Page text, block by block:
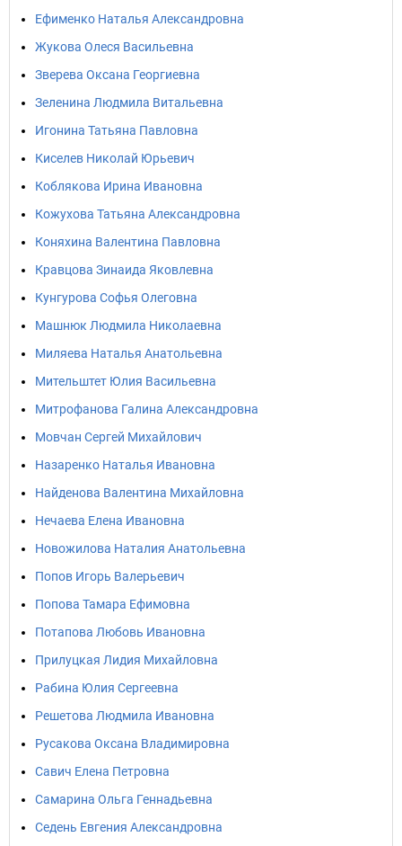
Ефименко Наталья Александровна
Жукова Олеся Васильевна
Зверева Оксана Георгиевна
Зеленина Людмила Витальевна
Игонина Татьяна Павловна
Киселев Николай Юрьевич
Коблякова Ирина Ивановна
Кожухова Татьяна Александровна
Коняхина Валентина Павловна
Кравцова Зинаида Яковлевна
Кунгурова Софья Олеговна
Машнюк Людмила Николаевна
Миляева Наталья Анатольевна
Мительштет Юлия Васильевна
Митрофанова Галина Александровна
Мовчан Сергей Михайлович
Назаренко Наталья Ивановна
Найденова Валентина Михайловна
Нечаева Елена Ивановна
Новожилова Наталия Анатольевна
Попов Игорь Валерьевич
Попова Тамара Ефимовна
Потапова Любовь Ивановна
Прилуцкая Лидия Михайловна
Рабина Юлия Сергеевна
Решетова Людмила Ивановна
Русакова Оксана Владимировна
Савич Елена Петровна
Самарина Ольга Геннадьевна
Седень Евгения Александровна